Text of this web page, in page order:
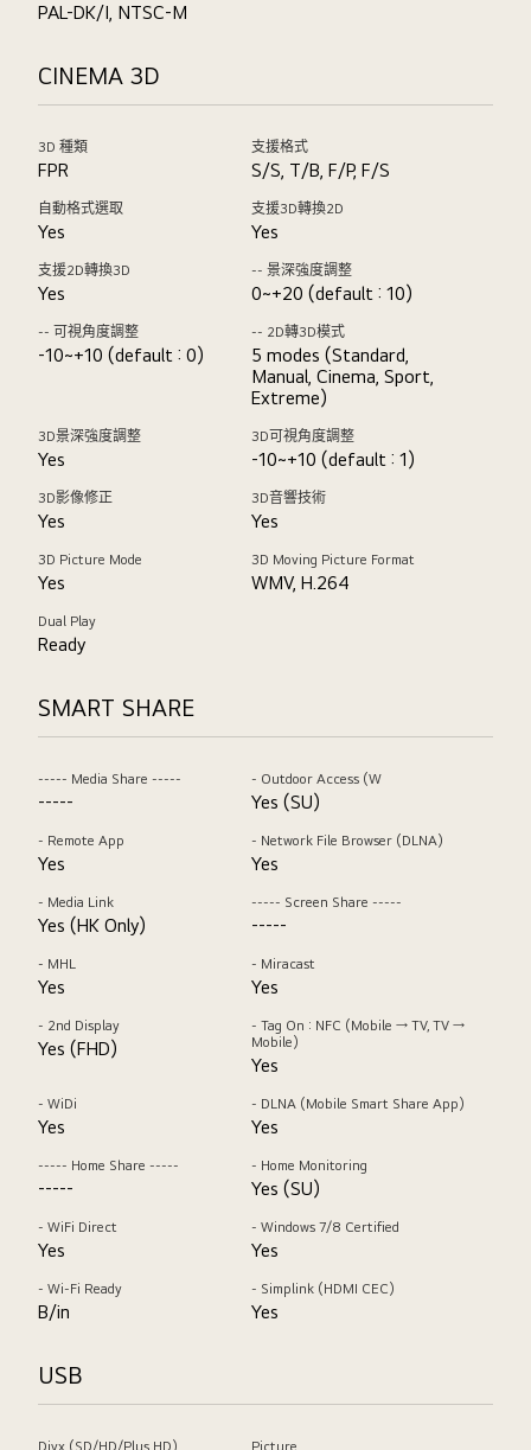
PAL-DK/I, NTSC-M
CINEMA 3D
3D 種類
FPR
支援格式
S/S, T/B, F/P, F/S
自動格式選取
Yes
支援3D轉換2D
Yes
支援2D轉換3D
Yes
-- 景深強度調整
0~+20 (default : 10)
-- 可視角度調整
-10~+10 (default : 0)
-- 2D轉3D模式
5 modes (Standard,
Manual, Cinema, Sport,
Extreme)
3D景深強度調整
Yes
3D可視角度調整
-10~+10 (default : 1)
3D影像修正
Yes
3D音響技術
Yes
3D Picture Mode
Yes
3D Moving Picture Format
WMV, H.264
Dual Play
Ready
SMART SHARE
----- Media Share -----
-----
- Outdoor Access (W
Yes (SU)
- Remote App
Yes
- Network File Browser (DLNA)
Yes
- Media Link
Yes (HK Only)
----- Screen Share -----
-----
- MHL
Yes
- Miracast
Yes
- 2nd Display
Yes (FHD)
- Tag On : NFC (Mobile → TV, TV →
Mobile)
Yes
- WiDi
Yes
- DLNA (Mobile Smart Share App)
Yes
----- Home Share -----
-----
- Home Monitoring
Yes (SU)
- WiFi Direct
Yes
- Windows 7/8 Certified
Yes
- Wi-Fi Ready
B/in
- Simplink (HDMI CEC)
Yes
USB
Divx (SD/HD/Plus HD) Picture